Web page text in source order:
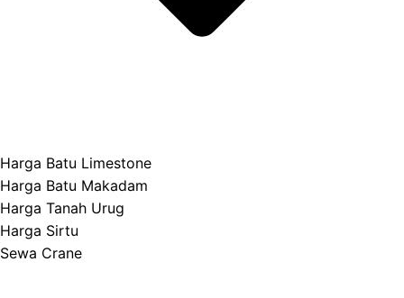
Harga Batu Limestone
Harga Batu Makadam
Harga Tanah Urug
Harga Sirtu
Sewa Crane